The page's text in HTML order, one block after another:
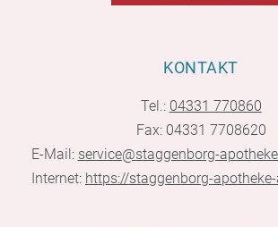
KONTAKT
Tel.: 04331 770860
Fax: 04331 7708620
E-Mail: service@staggenborg-
Internet: https://staggenborg-